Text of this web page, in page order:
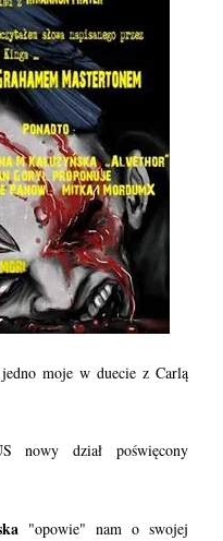
moje w duecie z Carlą
nowy dział poświęcony
"opowie" nam o swojej